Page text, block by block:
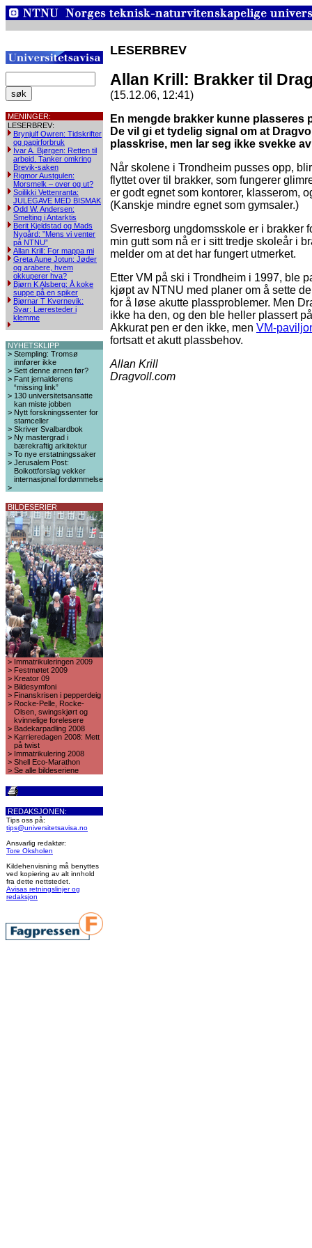
MENINGER:
LESERBREV:
Brynjulf Owren: Tidskrifter
og papirforbruk
Ivar A. Bjørgen: Retten til
arbeid. Tanker omkring
Brevik-saken
Rigmor Austgulen:
Morsmelk – over og ut?
Soilikki Vettenranta:
JULEGAVE MED BISMAK
Odd W. Andersen:
Smelting i Antarktis
Berit Kjeldstad og Mads
Nygård: ”Mens vi venter
på NTNU”
Allan Krill: For mappa mi
Greta Aune Jotun: Jøder
og arabere, hvem
okkuperer hva?
Bjørn K Alsberg: Å koke
suppe på en spiker
Bjørnar T Kvernevik:
Svar: Læresteder i
klemme
NYHETSKLIPP
> Stempling: Tromsø
innfører ikke
> Sett denne ørnen før?
> Fant jernalderens
“missing link”
> 130 universitetsansatte
kan miste jobben
> Nytt forskningssenter for
stamceller
> Skriver Svalbardbok
> Ny mastergrad i
bærekraftig arkitektur
> To nye erstatningssaker
> Jerusalem Post:
Boikottforslag vekker
internasjonal fordømmelse
>
BILDESERIER
> Immatrikuleringen 2009
> Festmøtet 2009
> Kreator 09
> Bildesymfoni
> Finanskrisen i pepperdeig
> Rocke-Pelle, Rocke-
Olsen, swingskjørt og
kvinnelige forelesere
> Badekarpadling 2008
> Karrieredagen 2008: Mett
på twist
> Immatrikulering 2008
> Shell Eco-Marathon
> Se alle bildeseriene
REDAKSJONEN:
Tips oss på:
tips@universitetsavisa.no
Ansvarlig redaktør:
Tore Oksholen
Kildehenvisning må benyttes
ved kopiering av alt innhold
fra dette nettstedet.
Avisas retningslinjer og
redaksjon
LESERBREV
Allan Krill: Brakker til
(15.12.06, 12:41)
En mengde brakker kunne plasseres
De vil gi et tydelig signal om at
plasskrise, men lar seg ikke svekke
Når skolene i Trondheim pusses opp,
flyttet over til brakker, som fungerer
er godt egnet som kontorer, klasserom,
(Kanskje mindre egnet som gymsaler.)
Sverresborg ungdomsskole er i brakker
min gutt som nå er i sitt tredje skoleår i
melder om at det har fungert utmerket.
Etter VM på ski i Trondheim i 1997, ble
kjøpt av NTNU med planer om å sette
for å løse akutte plassproblemer. Men
ikke ha den, og den ble heller plassert
Akkurat pen er den ikke, men VM-
fortsatt et akutt plassbehov.
Allan Krill
Dragvoll.com